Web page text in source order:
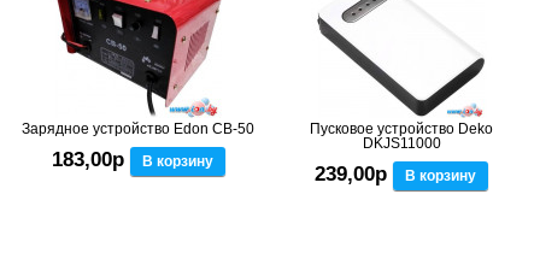
Зарядное устройство Edon CB-50
183,00р В корзину
Пусковое устройство Deko
DKJS11000
239,00р В корзину